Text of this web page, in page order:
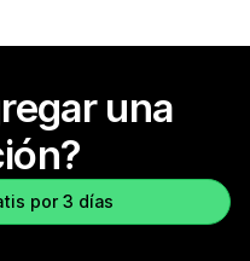
una
por 3 días